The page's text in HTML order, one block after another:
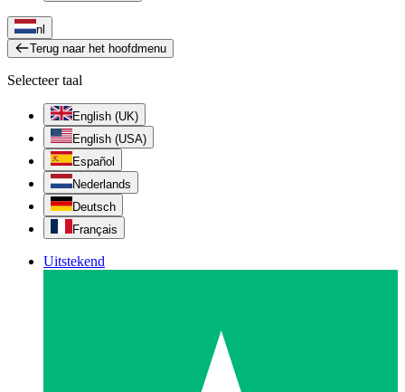
nl
Terug naar het hoofdmenu
Selecteer taal
English (UK)
English (USA)
Español
Nederlands
Deutsch
Français
Uitstekend